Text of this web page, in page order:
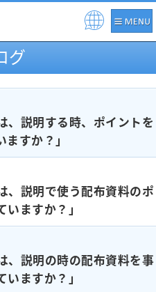
グ
、説明する時、ポイントを
すか？」
、説明で使う配布資料のポ
いますか？」
、説明の時の配布資料を事
いますか？」